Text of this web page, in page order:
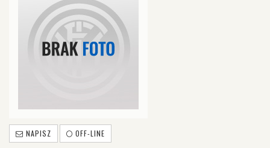
NAPISZ OFF-LINE